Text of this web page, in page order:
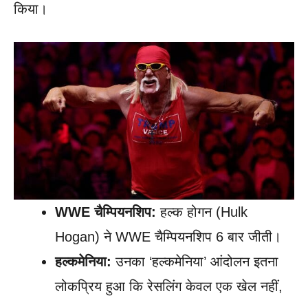
किया।
WWE चैम्पियनशिप: हल्क होगन (Hulk
Hogan) ने WWE चैम्पियनशिप 6 बार जीती।
हल्कमेनिया: उनका ‘हल्कमेनिया’ आंदोलन इतना
लोकप्रिय हुआ कि रेसलिंग केवल एक खेल नहीं,